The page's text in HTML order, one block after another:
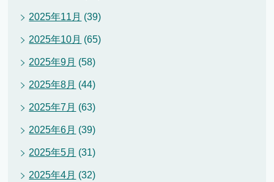
2025年11月 (39)
2025年10月 (65)
2025年9月 (58)
2025年8月 (44)
2025年7月 (63)
2025年6月 (39)
2025年5月 (31)
2025年4月 (32)